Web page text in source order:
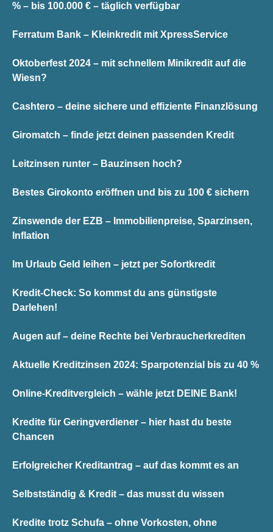
% – bis 100.000 € – täglich verfügbar
Ferratum Bank – Kleinkredit mit XpressService
Oktoberfest 2024 – mit schnellem Minikredit auf die
Wiesn?
Cashtero – deine sichere und effiziente Finanzlösung
Giromatch – finde jetzt deinen passenden Kredit
Leitzinsen runter – Bauzinsen hoch?
Bestes Girokonto eröffnen und bis zu 100 € sichern
Zinswende der EZB – Immobilienpreise, Sparzinsen,
Inflation
Im Urlaub Geld leihen – jetzt per Sofortkredit
Kredit-Check: So kommst du ans günstigste
Darlehen!
Augen auf – deine Rechte bei Verbraucherkrediten
Aktuelle Kreditzinsen 2024: Sparpotenzial bis zu 40 %
Online-Kreditvergleich – wähle jetzt DEINE Bank!
Kredite für Geringverdiener – hier hast du beste
Chancen
Erfolgreicher Kreditantrag – auf das kommt es an
Selbstständig & Kredit – das musst du wissen
Kredite trotz Schufa – ohne Vorkosten, ohne